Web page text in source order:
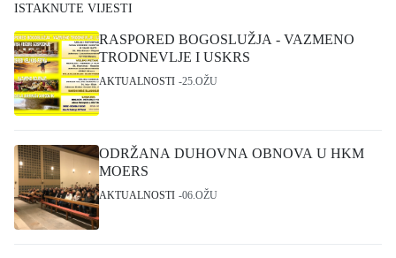
ISTAKNUTE VIJESTI
RASPORED BOGOSLUŽJA - VAZMENO
TRODNEVLJE I USKRS
AKTUALNOSTI 25.OŽU
ODRŽANA DUHOVNA OBNOVA U HKM
MOERS
AKTUALNOSTI 06.OŽU